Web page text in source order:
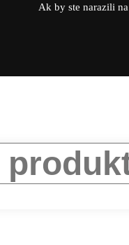
Ak by ste narazili